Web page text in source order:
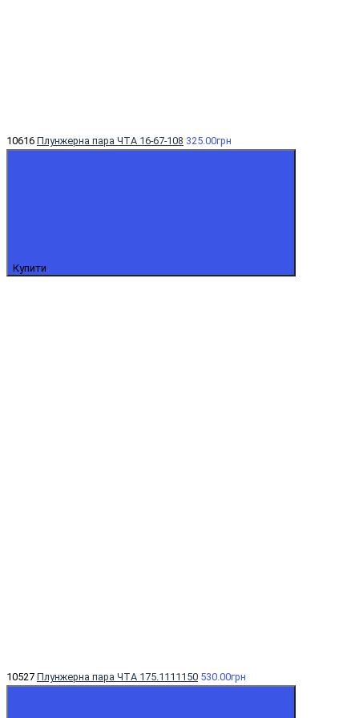
10616 Плунжерна пара ЧТА 16-67-108 325.00грн
Купити
10527 Плунжерна пара ЧТА 175.1111150 530.00грн